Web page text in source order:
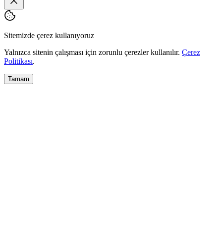
Sitemizde çerez kullanıyoruz
Yalnızca sitenin çalışması için zorunlu çerezler kullanılır. Çerez
Politikası.
Tamam